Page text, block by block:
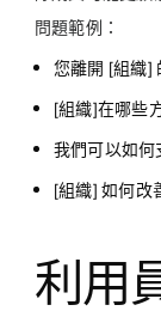
問題範例：
您離開 [組織]
[組織]在哪些
我們可以如何
[組織] 如何改
利用